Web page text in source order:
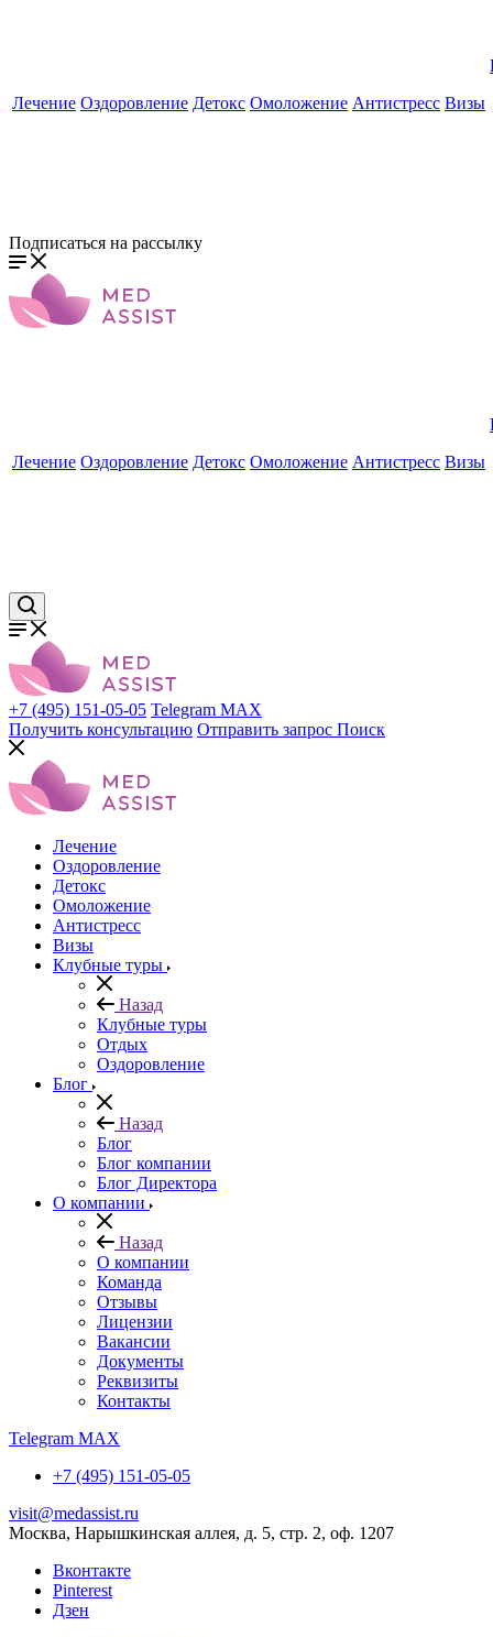
Лечение Оздоровление Детокс Омоложение Антистресс Визы
Подписаться на рассылку
Лечение Оздоровление Детокс Омоложение Антистресс Визы
+7 (495) 151-05-05 Telegram MAX
Получить консультацию Отправить запрос Поиск
Лечение
Оздоровление
Детокс
Омоложение
Антистресс
Визы
Клубные туры
Назад
Клубные туры
Отдых
Оздоровление
Блог
Назад
Блог
Блог компании
Блог Директора
О компании
Назад
О компании
Команда
Отзывы
Лицензии
Вакансии
Документы
Реквизиты
Контакты
Telegram MAX
+7 (495) 151-05-05
visit@medassist.ru
Москва, Нарышкинская аллея, д. 5, стр. 2, оф. 1207
Вконтакте
Pinterest
Дзен